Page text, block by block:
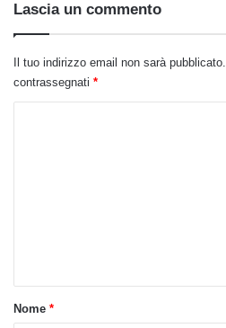
Lascia un commento
Il tuo indirizzo email non sarà pubblicato.
contrassegnati *
oNome *